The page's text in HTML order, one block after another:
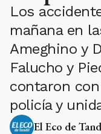
Los
mañana en
Ameghino y
Falucho y
contaron
policía y
El Eco de